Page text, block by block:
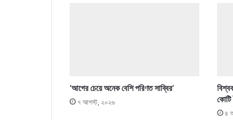
‘আগের চেয়ে অনেক বেশি পরিণত সাব্বির’
৭ আগস্ট, ২০২৬
কোটি
৪